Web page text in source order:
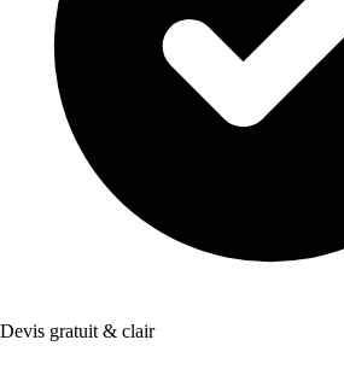
Devis gratuit & clair